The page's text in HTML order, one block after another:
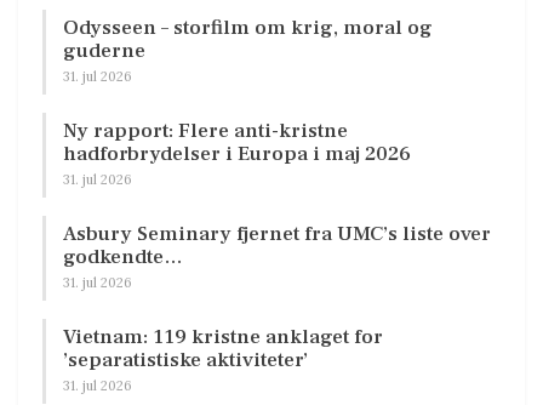
Odysseen – storfilm om krig, moral og
guderne
31. jul 2026
Ny rapport: Flere anti-kristne
hadforbrydelser i Europa i maj 2026
31. jul 2026
Asbury Seminary fjernet fra UMC’s liste over
godkendte…
31. jul 2026
Vietnam: 119 kristne anklaget for
’separatistiske aktiviteter’
31. jul 2026